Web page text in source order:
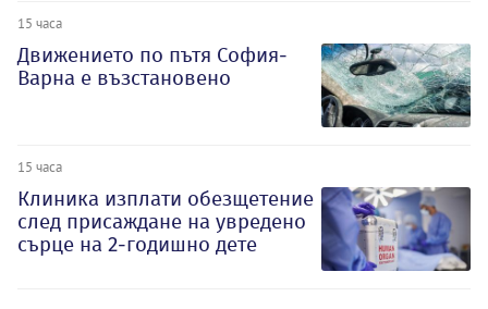
15 часа
Движението по пътя София-
Варна е възстановено
15 часа
Клиника изплати обезщетение
след присаждане на увредено
сърце на 2-годишно дете